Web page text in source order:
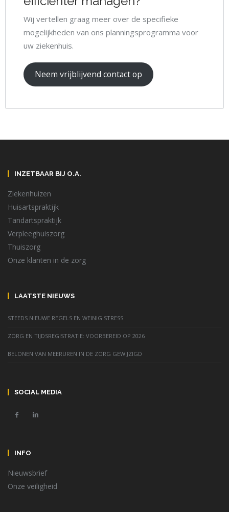
Wij vertellen graag meer over de specifieke
mogelijkheden van ons planningsprogramma voor
uw ziekenhuis.
Neem vrijblijvend contact op
INZETBAAR BIJ O.A.
Ziekenhuizen
Huisartspraktijk
Tandartspraktijk
Verpleeghuiszorg
Thuiszorg
Onze klanten in de zorg
LAATSTE NIEUWS
STEEDS NIEUWE REGELS EN WEINIG STRESS
ZORG EN TIJDSREGISTRATIE: VOORBEREID OP 2026
BELONEN VAN MEERUREN IN DE ZORG GEWIJZIGD
SOCIAL MEDIA
INFO
Nieuwsbrief
Onze veiligheid